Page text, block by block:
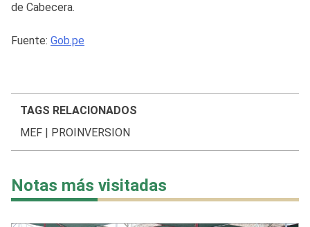
de Cabecera.
Fuente: Gob.pe
TAGS RELACIONADOS
MEF| PROINVERSION
Notas más visitadas